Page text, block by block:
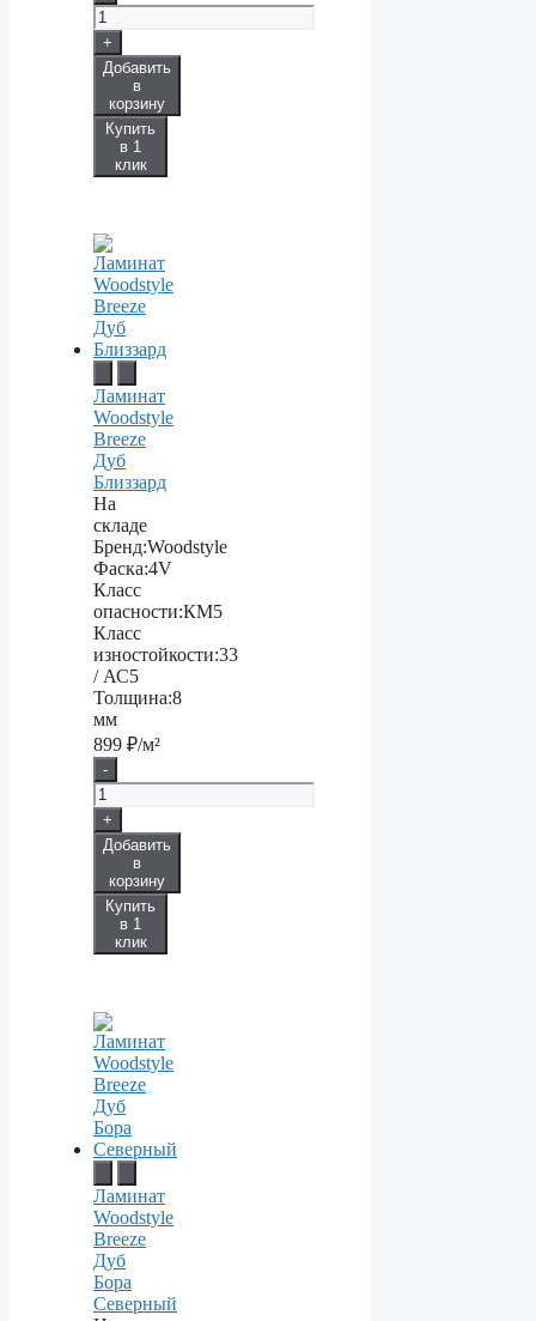
+
Добавить
в
корзину
Купить
в 1
клик
Ламинат
Woodstyle
Breeze
Дуб
Близзард
На
складе
Бренд:Woodstyle
Фаска:4V
Класс
опасности:КМ5
Класс
изностойкости:33
/ АС5
Толщина:8
мм
899 ₽/м²
-
+
Добавить
в
корзину
Купить
в 1
клик
Ламинат
Woodstyle
Breeze
Дуб
Бора
Северный